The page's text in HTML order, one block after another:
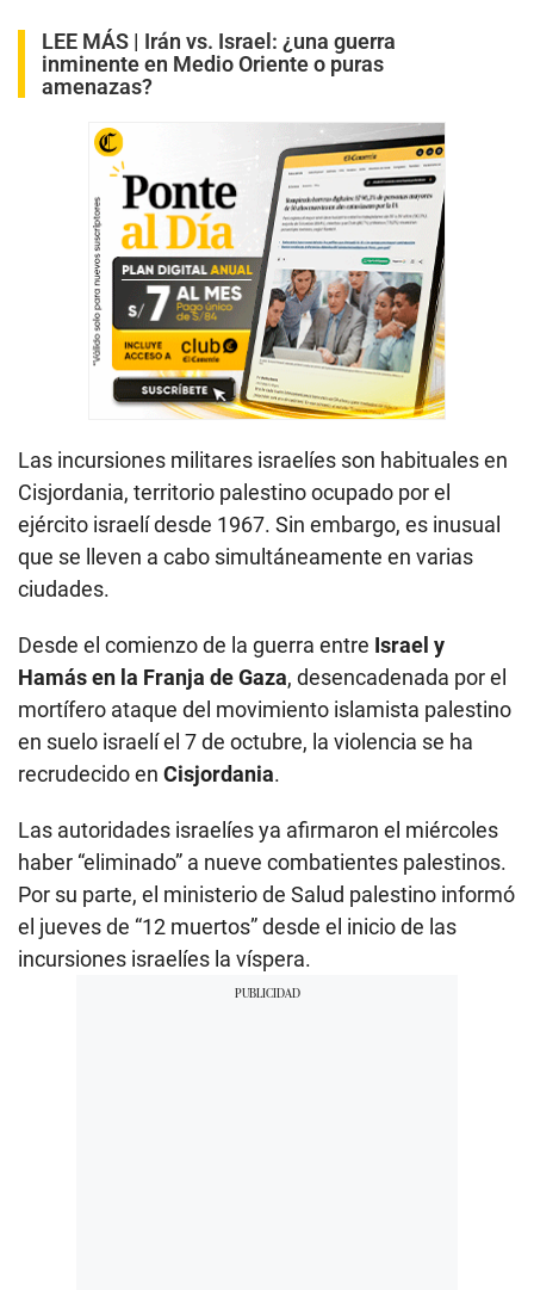
LEE MÁS | Irán vs. Israel: ¿una guerra
inminente en Medio Oriente o puras
amenazas?
Las incursiones militares israelíes son habituales en
Cisjordania, territorio palestino ocupado por el
ejército israelí desde 1967. Sin embargo, es inusual
que se lleven a cabo simultáneamente en varias
ciudades.
Desde el comienzo de la guerra entre Israel y
Hamás en la Franja de Gaza, desencadenada por el
mortífero ataque del movimiento islamista palestino
en suelo israelí el 7 de octubre, la violencia se ha
recrudecido en Cisjordania.
Las autoridades israelíes ya afirmaron el miércoles
haber “eliminado” a nueve combatientes palestinos.
Por su parte, el ministerio de Salud palestino informó
el jueves de “12 muertos” desde el inicio de las
incursiones israelíes la víspera.